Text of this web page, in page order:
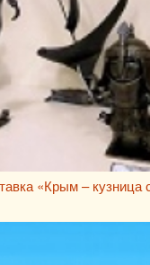
«Крым – кузница